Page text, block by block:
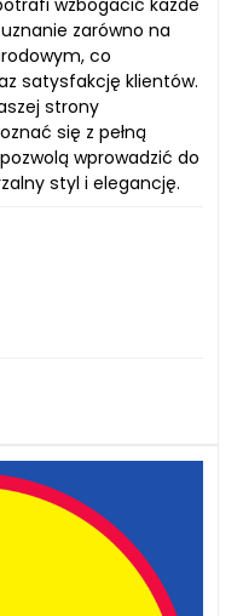
zarówno na
co
satysfakcję klientów.
strony
się z pełną
wprowadzić do
styl i elegancję.